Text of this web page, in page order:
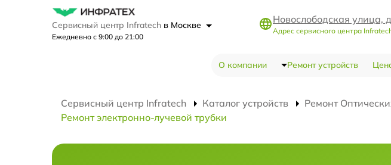
Сервисный центр Infratech в Москве
Ежедневно с 9:00 до 21:00
Новослободская улица,
Адрес сервисного центра
О компании Ремонт устройств
Сервисный центр Infratech Каталог устройств Ремонт
Ремонт электронно-лучевой трубки